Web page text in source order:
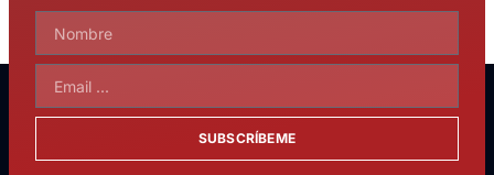
SUBSCRÍBEME